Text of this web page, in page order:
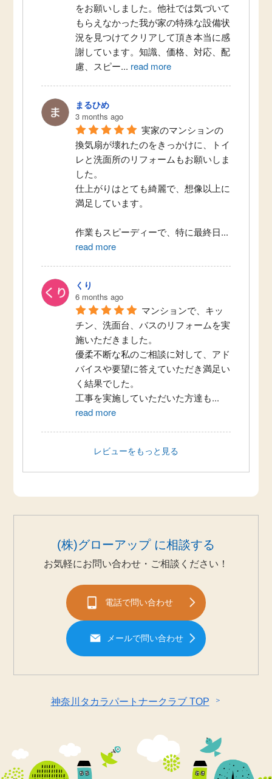
をお願いしました。他社では気づいて
もらえなかった我が家の特殊な設備状
況を見つけてクリアして頂き本当に感
謝しています。知識、価格、対応、配
慮、スピー... read more
まるひめ
3 months ago
実家のマンションの
換気扇が壊れたのをきっかけに、トイ
レと洗面所のリフォームもお願いしま
した。
仕上がりはとても綺麗で、想像以上に
満足しています。
作業もスピーディーで、特に最終日...
read more
くり
6 months ago
マンションで、キッ
チン、洗面台、バスのリフォームを実
施いただきました。
優柔不断な私のご相談に対して、アド
バイスや要望に答えていただき満足い
く結果でした。
工事を実施していただいた方達も...
read more
レビューをもっと見る
(株)グローアップ に相談する
お気軽にお問い合わせ・ご相談ください！
電話で問い合わせ
メールで問い合わせ
神奈川タカラパートナークラブ TOP ＞